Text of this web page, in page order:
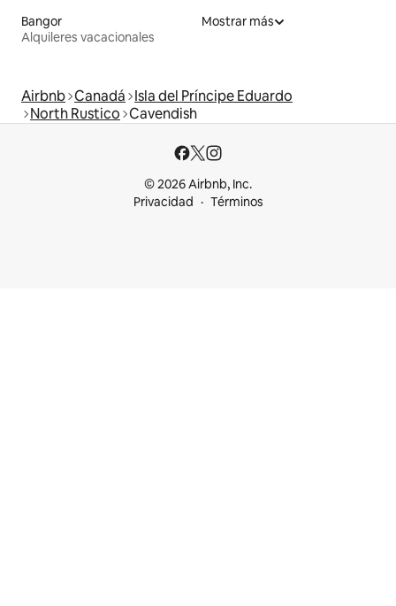
Bangor
Alquileres vacacionales
Mostrar más
Airbnb Canadá Isla del Príncipe Eduardo
North Rustico Cavendish
© 2026 Airbnb, Inc.
Privacidad
Términos